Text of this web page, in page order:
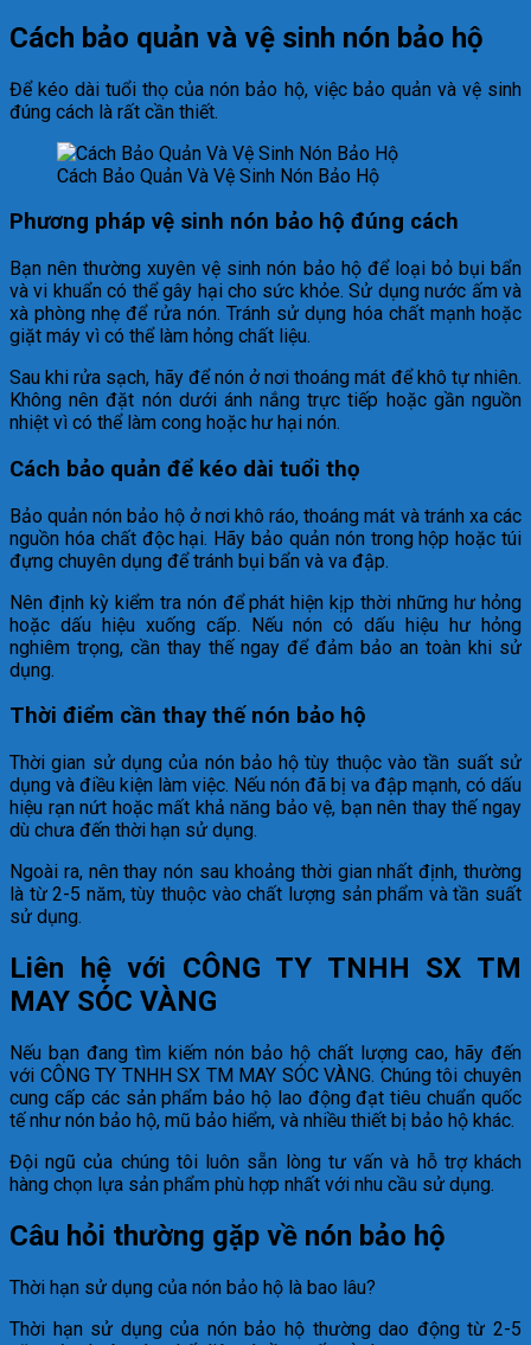
Cách bảo quản và vệ sinh nón bảo hộ
Để kéo dài tuổi thọ của nón bảo hộ, việc bảo quản và vệ sinh
đúng cách là rất cần thiết.
Cách Bảo Quản Và Vệ Sinh Nón Bảo Hộ
Phương pháp vệ sinh nón bảo hộ đúng cách
Bạn nên thường xuyên vệ sinh nón bảo hộ để loại bỏ bụi bẩn
và vi khuẩn có thể gây hại cho sức khỏe. Sử dụng nước ấm và
xà phòng nhẹ để rửa nón. Tránh sử dụng hóa chất mạnh hoặc
giặt máy vì có thể làm hỏng chất liệu.
Sau khi rửa sạch, hãy để nón ở nơi thoáng mát để khô tự nhiên.
Không nên đặt nón dưới ánh nắng trực tiếp hoặc gần nguồn
nhiệt vì có thể làm cong hoặc hư hại nón.
Cách bảo quản để kéo dài tuổi thọ
Bảo quản nón bảo hộ ở nơi khô ráo, thoáng mát và tránh xa các
nguồn hóa chất độc hại. Hãy bảo quản nón trong hộp hoặc túi
đựng chuyên dụng để tránh bụi bẩn và va đập.
Nên định kỳ kiểm tra nón để phát hiện kịp thời những hư hỏng
hoặc dấu hiệu xuống cấp. Nếu nón có dấu hiệu hư hỏng
nghiêm trọng, cần thay thế ngay để đảm bảo an toàn khi sử
dụng.
Thời điểm cần thay thế nón bảo hộ
Thời gian sử dụng của nón bảo hộ tùy thuộc vào tần suất sử
dụng và điều kiện làm việc. Nếu nón đã bị va đập mạnh, có dấu
hiệu rạn nứt hoặc mất khả năng bảo vệ, bạn nên thay thế ngay
dù chưa đến thời hạn sử dụng.
Ngoài ra, nên thay nón sau khoảng thời gian nhất định, thường
là từ 2-5 năm, tùy thuộc vào chất lượng sản phẩm và tần suất
sử dụng.
Liên hệ với CÔNG TY TNHH SX TM
MAY SÓC VÀNG
Nếu bạn đang tìm kiếm nón bảo hộ chất lượng cao, hãy đến
với CÔNG TY TNHH SX TM MAY SÓC VÀNG. Chúng tôi chuyên
cung cấp các sản phẩm bảo hộ lao động đạt tiêu chuẩn quốc
tế như nón bảo hộ, mũ bảo hiểm, và nhiều thiết bị bảo hộ khác.
Đội ngũ của chúng tôi luôn sẵn lòng tư vấn và hỗ trợ khách
hàng chọn lựa sản phẩm phù hợp nhất với nhu cầu sử dụng.
Câu hỏi thường gặp về nón bảo hộ
Thời hạn sử dụng của nón bảo hộ là bao lâu?
Thời hạn sử dụng của nón bảo hộ thường dao động từ 2-5